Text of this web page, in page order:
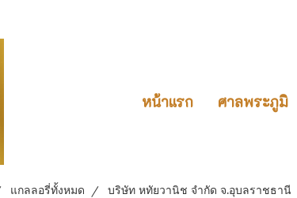
หน้าแรก ศาลพระภูมิ
แกลลอรี่ทั้งหมด บริษัท หทัยวานิช จำกัด จ.อุบลราชธานี